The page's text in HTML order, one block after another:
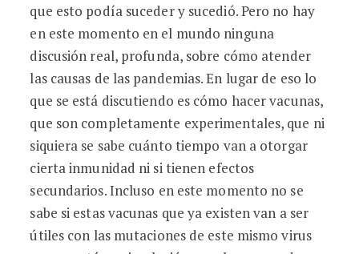
que esto podía suceder y sucedió. Pero no hay
en este momento en el mundo ninguna
discusión real, profunda, sobre cómo atender
las causas de las pandemias. En lugar de eso lo
que se está discutiendo es cómo hacer vacunas,
que son completamente experimentales, que ni
siquiera se sabe cuánto tiempo van a otorgar
cierta inmunidad ni si tienen efectos
secundarios. Incluso en este momento no se
sabe si estas vacunas que ya existen van a ser
útiles con las mutaciones de este mismo virus